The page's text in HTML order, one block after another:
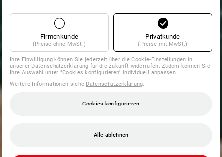
Firmenkunde
(Preise ohne MwSt.)
Privatkunde
(Preise mit MwSt.)
Ihre Einwilligung können Sie jederzeit über dieCookie-Einstellungen in
unserer Datenschutzerklärung für die Zukunft widerrufen. Zudem können Sie
Ihre Auswahl unter "Cookies konfigurieren" individuell anpassen
Weitere Informationen siehe Datenschutzerklärung
Cookies konfigurieren
Alle ablehnen